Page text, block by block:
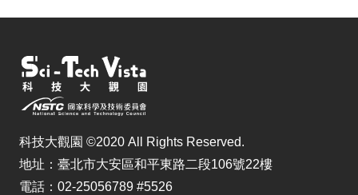
科技大觀園 ©2020 All Rights Reserved.
地址：臺北市大安區和平東路二段106號22樓
電話：02-25056789 #5526